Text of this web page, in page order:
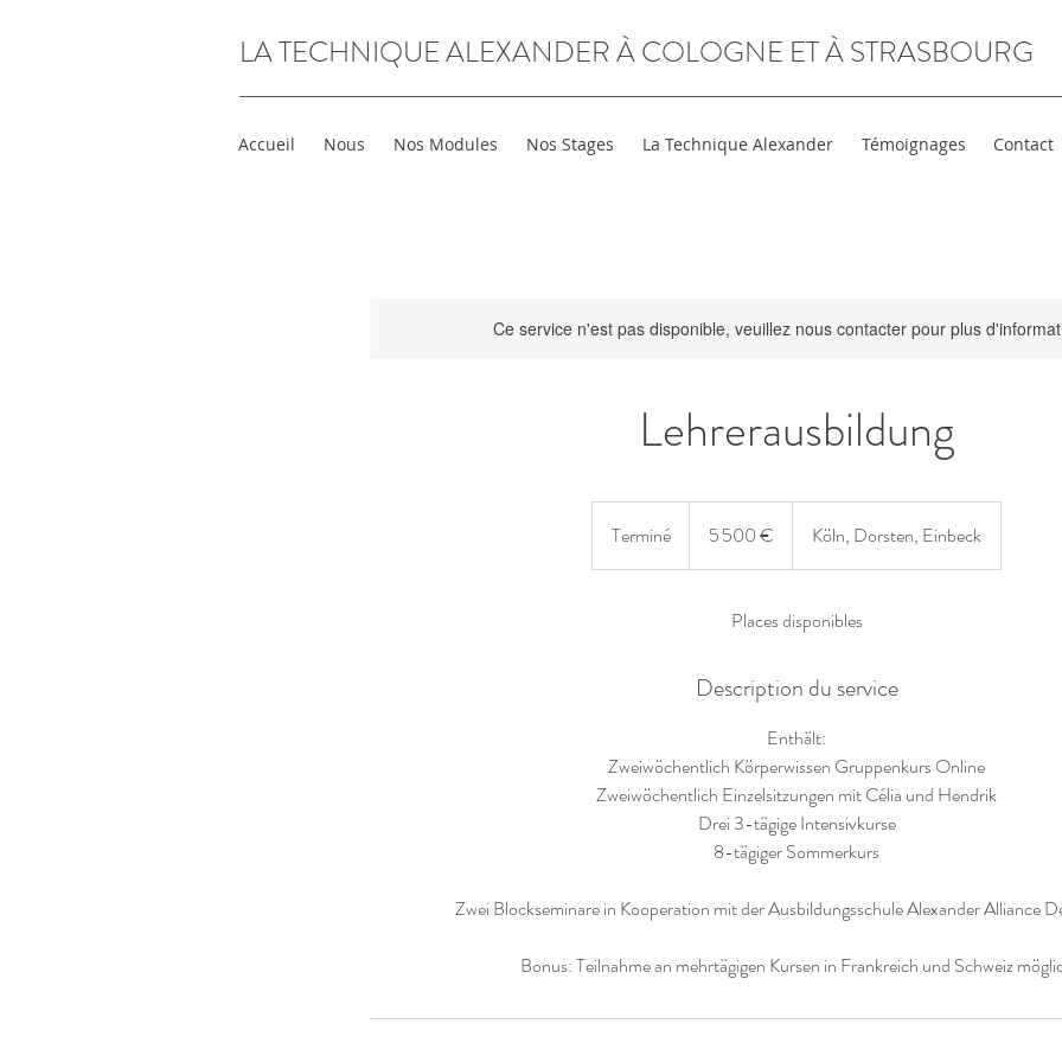
LA TECHNIQUE ALEXANDER À COLOGNE ET À STRASBOURG
Accueil Nous Nos Modules Nos Stages La Technique Alexander Témoignages Contact
Ce service n'est pas disponible, veuillez nous contacter pour plus
Lehrerausbildung
Terminé
e
5 500 € Köln, Dorsten, Einbeck
Places disponibles
Description du service
Enthält:
Zweiwöchentlich Körperwissen Gruppenkurs Online
Zweiwöchentlich Einzelsitzungen mit Célia und Hendrik
Drei 3-tägige Intensivkurse
8-tägiger Sommerkurs
Zwei Blockseminare in Kooperation mit der Ausbildungsschule Alexander Alliance
Bonus: Teilnahme an mehrtägigen Kursen in Frankreich und Schweiz